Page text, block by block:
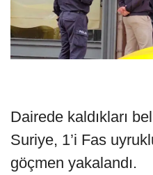
Dairede kaldıkları
Suriye, 1’i Fas
göçmen yakalandı.